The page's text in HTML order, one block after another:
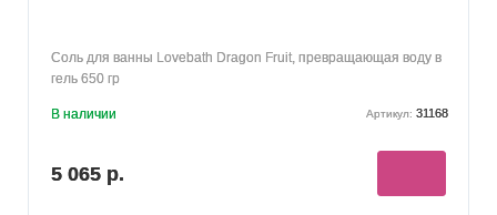
Соль для ванны Lovebath Dragon Fruit, превращающая воду в
гель 650 гр
В наличии Артикул: 31168
5 065 р.